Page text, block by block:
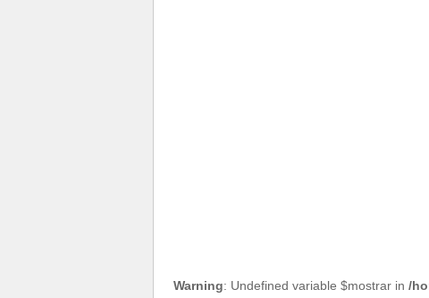
Warning: Undefined variable $mostrar in /